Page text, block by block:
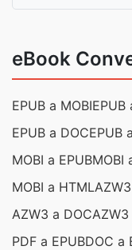
eBook
EPUB a MOBIEPUB
EPUB a DOCEPUB
MOBI a EPUBMOBI
MOBI a HTML
AZW3 a DOCAZW3
PDF a EPUBDOC a